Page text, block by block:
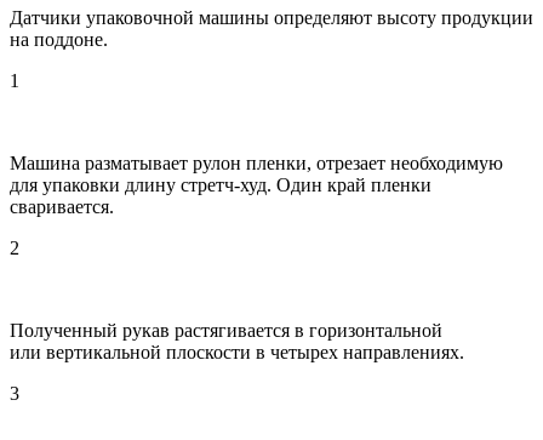
Датчики упаковочной машины определяют высоту продукции
на поддоне.
1
Машина разматывает рулон пленки, отрезает необходимую
для упаковки длину стретч-худ. Один край пленки
сваривается.
2
Полученный рукав растягивается в горизонтальной
или вертикальной плоскости в четырех направлениях.
3